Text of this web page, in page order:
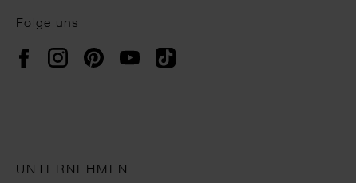
Folge uns
FacebookInstagramPinterestYouTubeTikTok
UNTERNEHMEN